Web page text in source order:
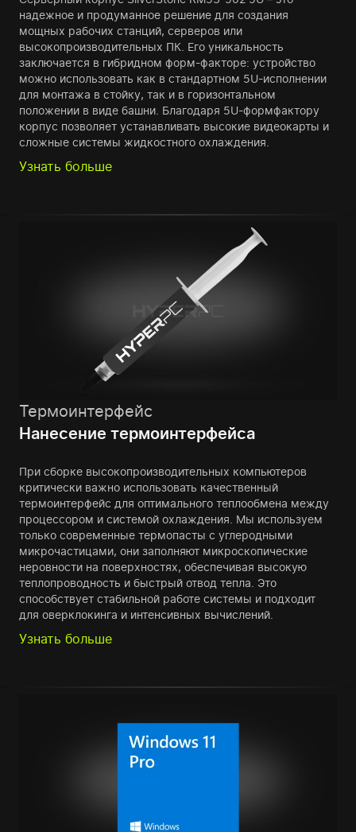
надежное и продуманное решение для создания
мощных рабочих станций, серверов или
высокопроизводительных ПК. Его уникальность
заключается в гибридном форм-факторе: устройство
можно использовать как в стандартном 5U-исполнении
для монтажа в стойку, так и в горизонтальном
положении в виде башни. Благодаря 5U-формфактору
корпус позволяет устанавливать высокие видеокарты и
сложные системы жидкостного охлаждения.
Узнать больше
Термоинтерфейс
Нанесение термоинтерфейса
При сборке высокопроизводительных компьютеров
критически важно использовать качественный
термоинтерфейс для оптимального теплообмена между
процессором и системой охлаждения. Мы используем
только современные термопасты с углеродными
микрочастицами, они заполняют микроскопические
неровности на поверхностях, обеспечивая высокую
теплопроводность и быстрый отвод тепла. Это
способствует стабильной работе системы и подходит
для оверклокинга и интенсивных вычислений.
Узнать больше